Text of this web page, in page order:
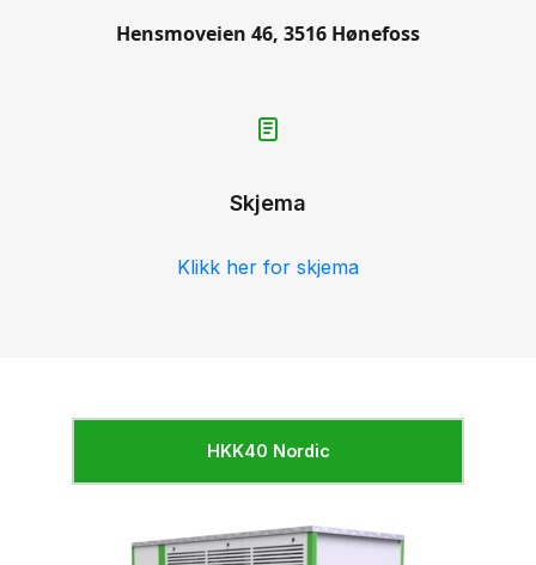
Hensmoveien 46, 3516 Hønefoss
Skjema
Klikk her for skjema
HKK40 Nordic